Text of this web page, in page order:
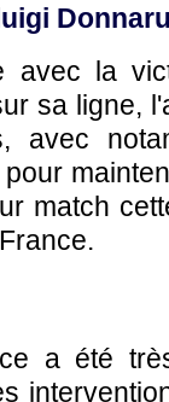
avec la
sa ligne,
avec
match
a été